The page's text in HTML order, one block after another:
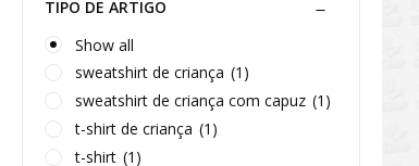
TIPO DE ARTIGO
Show all
sweatshirt de criança (1)
sweatshirt de criança com capuz (1)
t-shirt de criança (1)
t-shirt (1)